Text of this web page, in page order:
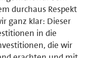
durchaus Respekt
ganz klar: Dieser
in die
die wir